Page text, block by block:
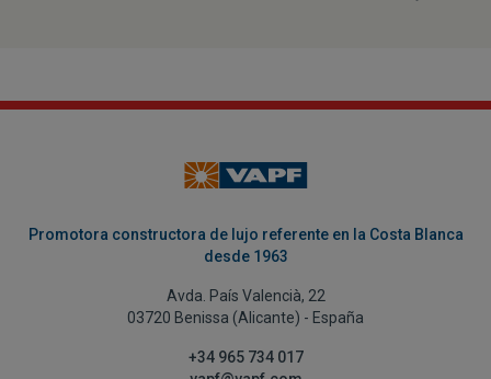
Promotora constructora de lujo referente en la Costa Blanca
desde 1963
Avda. País Valencià, 22
03720 Benissa (Alicante) - España
+34 965 734 017